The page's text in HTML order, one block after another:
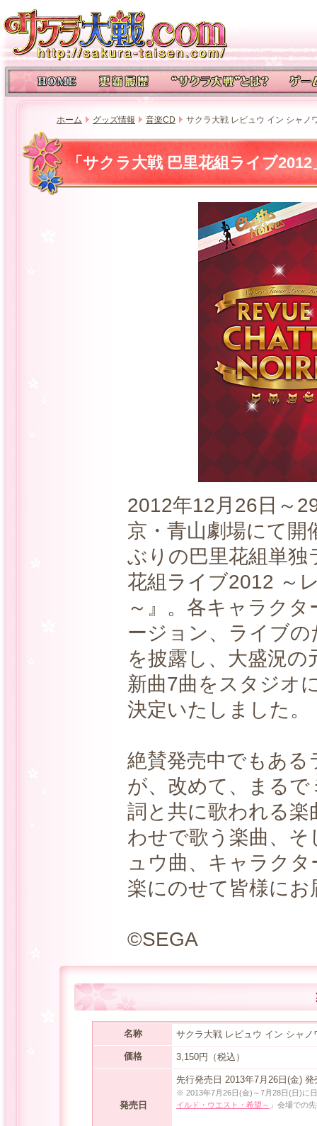
ホーム グッズ情報 音楽CD サクラ大戦 レビュウ イン シャノ
「サクラ大戦 巴里花組ライブ
2012年12月26日～
京・青山劇場にて
ぶりの巴里花組単独
花組ライブ2012 ～
～』。各キャラク
ージョン、ライブ
を披露し、大盛況
新曲7曲をスタジオ
決定いたしました。
絶賛発売中でもあ
が、改めて、まる
詞と共に歌われる
わせで歌う楽曲、
ュウ曲、キャラク
楽にのせて皆様に
©SEGA
名称 サクラ大戦 レビュウ イン シャノ
価格 3,150円（税込）
発売日
先行発売日 2013年7月26日(金) 発
※ 2013年7月26日(金)～7月28日(日)に
イルド・ウエスト・希望～ 」会場での